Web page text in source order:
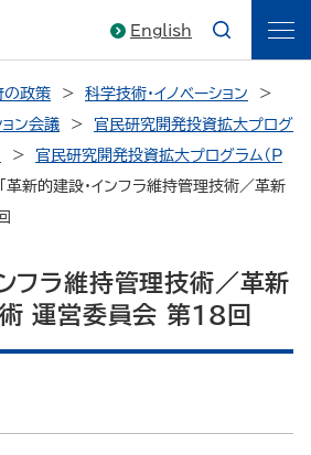
English
の政策
科学技術・イノベーション
ン会議
官民研究開発投資拡大プログ
官民研究開発投資拡大プログラム（Ｐ
「革新的建設・インフラ維持管理技術／革新
フラ維持管理技術／革新
術 運営委員会 第18回